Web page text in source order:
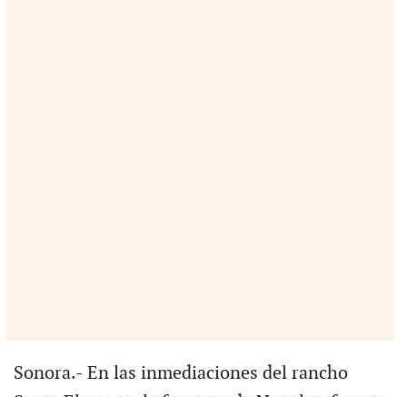
Sonora.- En las inmediaciones del rancho